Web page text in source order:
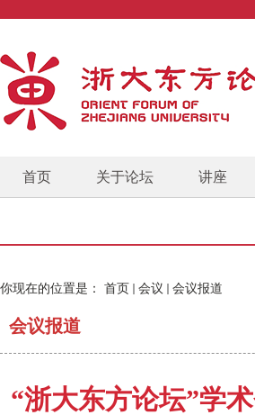
首页 关于论坛 讲座
你现在的位置是： 首页 会议 会议报道
会议报道
“浙大东方论坛”学